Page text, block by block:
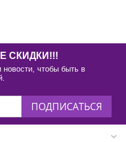
СКИДКИ!!!
чтобы быть в
ПОДПИСАТЬСЯ